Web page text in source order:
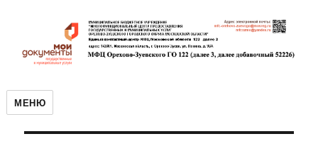
МЕНЮ